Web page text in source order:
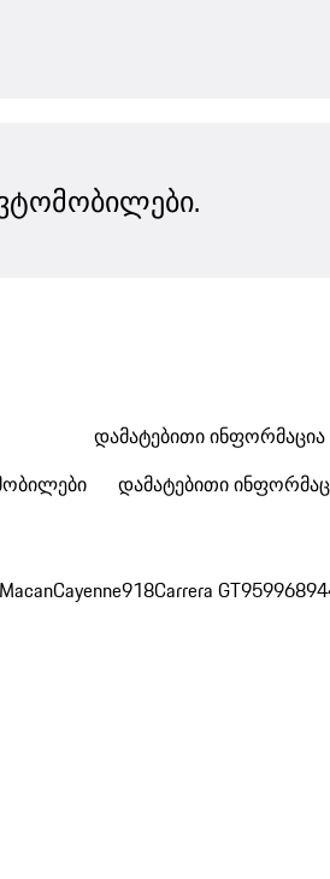
დამატებითი
დამატებითი
MacanCayenne918Carrera GT959968